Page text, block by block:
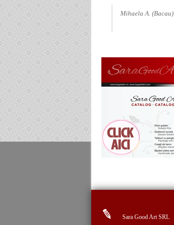
Mihaela A. (Bacau)
Sara Good Art SRL